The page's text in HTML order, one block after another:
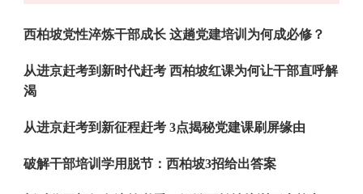
西柏坡党性淬炼干部成长 这趟党建培训为何成必修？
从进京赶考到新时代赶考 西柏坡红课为何让干部直呼解
渴
从进京赶考到新征程赶考 3点揭秘党建课刷屏缘由
破解干部培训学用脱节：西柏坡3招给出答案